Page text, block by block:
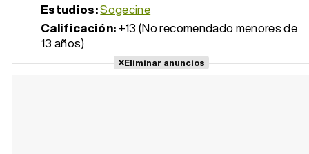
Estudios:Sogecine
Calificación: +13 (No recomendado menores de
13 años)
Eliminar anuncios